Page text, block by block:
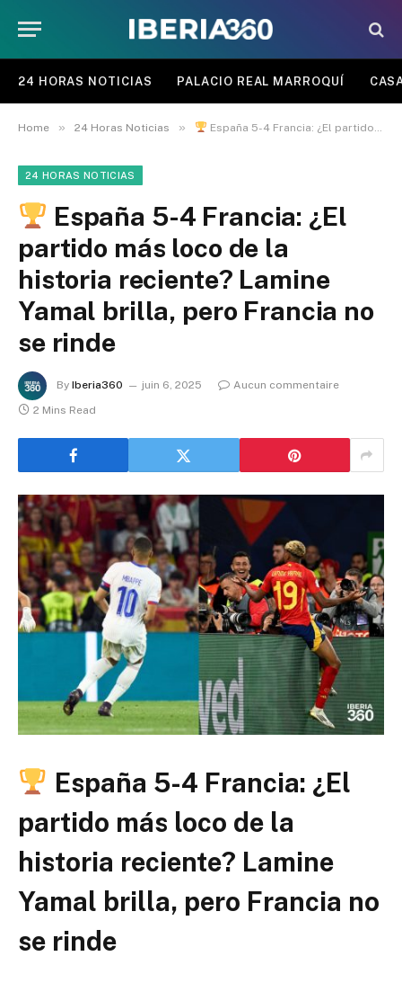
24 HORAS NOTICIAS PALACIO REAL MARROQUÍ
Home » 24 Horas Noticias » España 5-4 Francia: ¿El partido más loco de la historia reciente? Lamine Yamal brilla, pero Francia no se rinde
24 HORAS NOTICIAS
España 5-4 Francia: ¿El
partido más loco de la
historia reciente? Lamine
Yamal brilla, pero Francia no
se rinde
By Iberia360 juin 6, 2025
Aucun commentaire
2 Mins Read
España 5-4 Francia: ¿El
partido más loco de la
historia reciente? Lamine
Yamal brilla, pero Francia no
se rinde